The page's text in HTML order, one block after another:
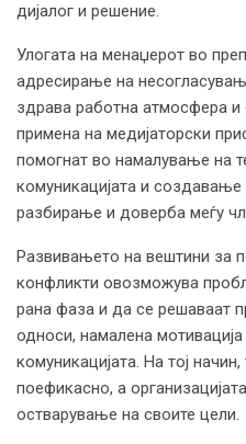
дијалог и решение.
Улогата на менаџерот во
адресирање на
здрава работна атмосфера
примена на медијаторски
помогнат во намалување на
комуникацијата и
разбирање и доверба меѓу
Развивањето на вештини за
конфликти овозможува
рана фаза и да се решаваат
односи, намалена
комуникацијата. На тој
поефикасно, а
остварување на своите цели.